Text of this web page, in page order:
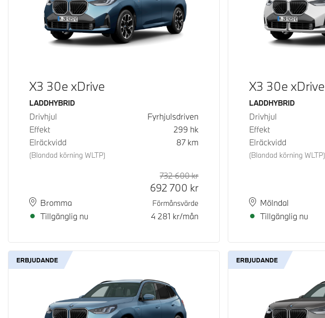
X3 30e xDrive
Bränsle
LADDHYBRID
Drivhjul
Fyrhjulsdriven
Effekt
299 hk
Elräckvidd
(Blandad körning WLTP)
87 km
PlatsBromma
Leveranstid
Tillgänglig nu
Rek. ord pris
732 600krKontantpris
692 700 kr
Förmånsvärde
4 281 kr/mån
X3 30e xDrive
Bränsle
LADDHYBRID
Drivhjul
Effekt
Elräckvidd
(Blandad körning WLTP)
PlatsMölndal
Leveranstid
Tillgänglig nu
ERBJUDANDE ERBJUDANDE